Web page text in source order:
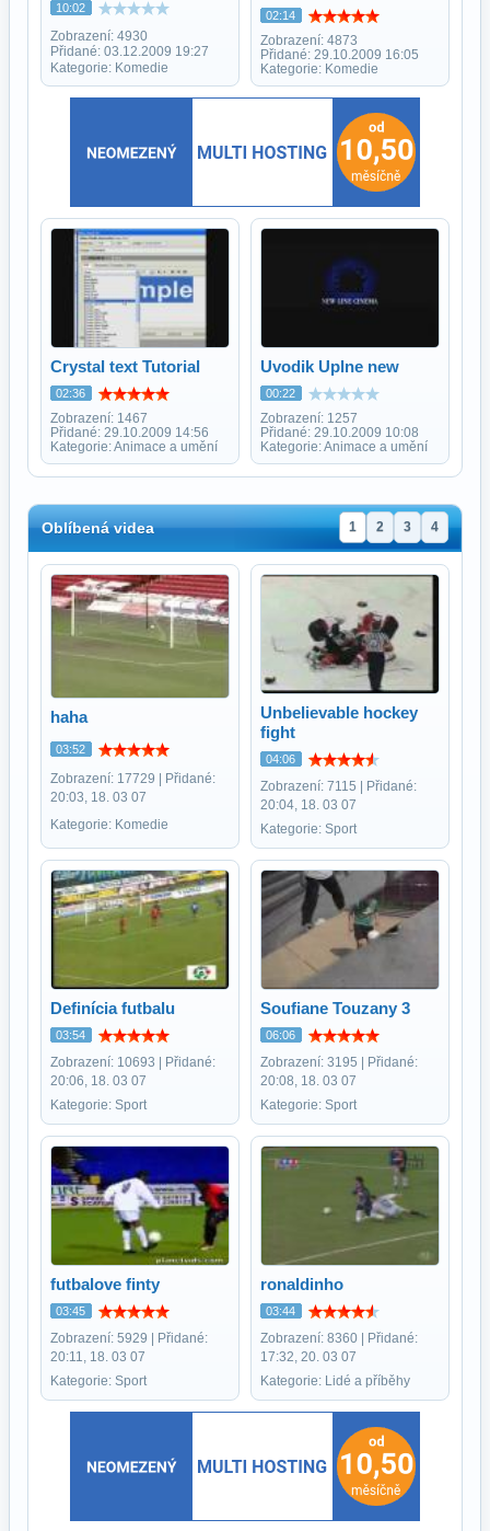
10:02
Zobrazení: 4930
Přidané: 03.12.2009 19:27
Kategorie: Komedie
02:14
Zobrazení: 4873
Přidané: 29.10.2009 16:05
Kategorie: Komedie
Crystal text Tutorial
02:36
Zobrazení: 1467
Přidané: 29.10.2009 14:56
Kategorie: Animace a umění
Uvodik Uplne new
00:22
Zobrazení: 1257
Přidané: 29.10.2009 10:08
Kategorie: Animace a umění
Oblíbená videa 1 2 3 4
haha
03:52
Zobrazení: 17729 | Přidané:
20:03, 18. 03 07
Kategorie: Komedie
Unbelievable hockey
fight
04:06
Zobrazení: 7115 | Přidané:
20:04, 18. 03 07
Kategorie: Sport
Definícia futbalu
03:54
Zobrazení: 10693 | Přidané:
20:06, 18. 03 07
Kategorie: Sport
Soufiane Touzany 3
06:06
Zobrazení: 3195 | Přidané:
20:08, 18. 03 07
Kategorie: Sport
futbalove finty
03:45
Zobrazení: 5929 | Přidané:
20:11, 18. 03 07
Kategorie: Sport
ronaldinho
03:44
Zobrazení: 8360 | Přidané:
17:32, 20. 03 07
Kategorie: Lidé a příběhy